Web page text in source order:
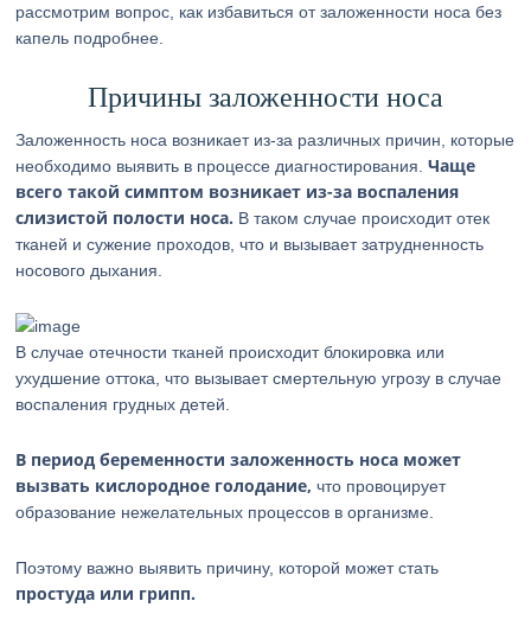
рассмотрим вопрос, как избавиться от заложенности носа без
капель подробнее.
Причины заложенности носа
Заложенность носа возникает из-за различных причин, которые
необходимо выявить в процессе диагностирования.Чаще
всего такой симптом возникает из-за воспаления
слизистой полости носа. В таком случае происходит отек
тканей и сужение проходов, что и вызывает затрудненность
носового дыхания.
В случае отечности тканей происходит блокировка или
ухудшение оттока, что вызывает смертельную угрозу в случае
воспаления грудных детей.
В период беременности заложенность носа может
вызвать кислородное голодание, что провоцирует
образование нежелательных процессов в организме.
Поэтому важно выявить причину, которой может стать
простуда или грипп.